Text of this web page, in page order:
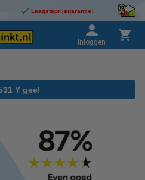
Laagsteprijsgarantie!
Inloggen
Y geel